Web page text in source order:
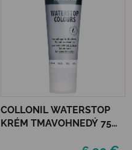
COLLONIL WATERSTOP
KRÉM TMAVOHNEDÝ 75